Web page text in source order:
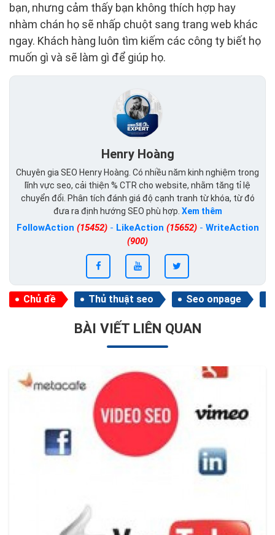
bạn, nhưng cảm thấy bạn không thích hợp hay
nhàm chán họ sẽ nhấp chuột sang trang web khác
ngay. Khách hàng luôn tìm kiếm các công ty biết họ
muốn gì và sẽ làm gì để giúp họ.
Henry Hoàng
Chuyên gia SEO Henry Hoàng. Có nhiều năm kinh nghiệm trong
lĩnh vực seo, cải thiện % CTR cho website, nhằm tăng tỉ lệ
chuyển đổi. Phân tích đánh giá độ cạnh tranh từ khóa, từ đó
đưa ra định hướng SEO phù hợp. Xem thêm
FollowAction (15452)- LikeAction (15652)- WriteAction
(900)
Chủ đề Thủ thuật seo Seo onpage
BÀI VIẾT LIÊN QUAN